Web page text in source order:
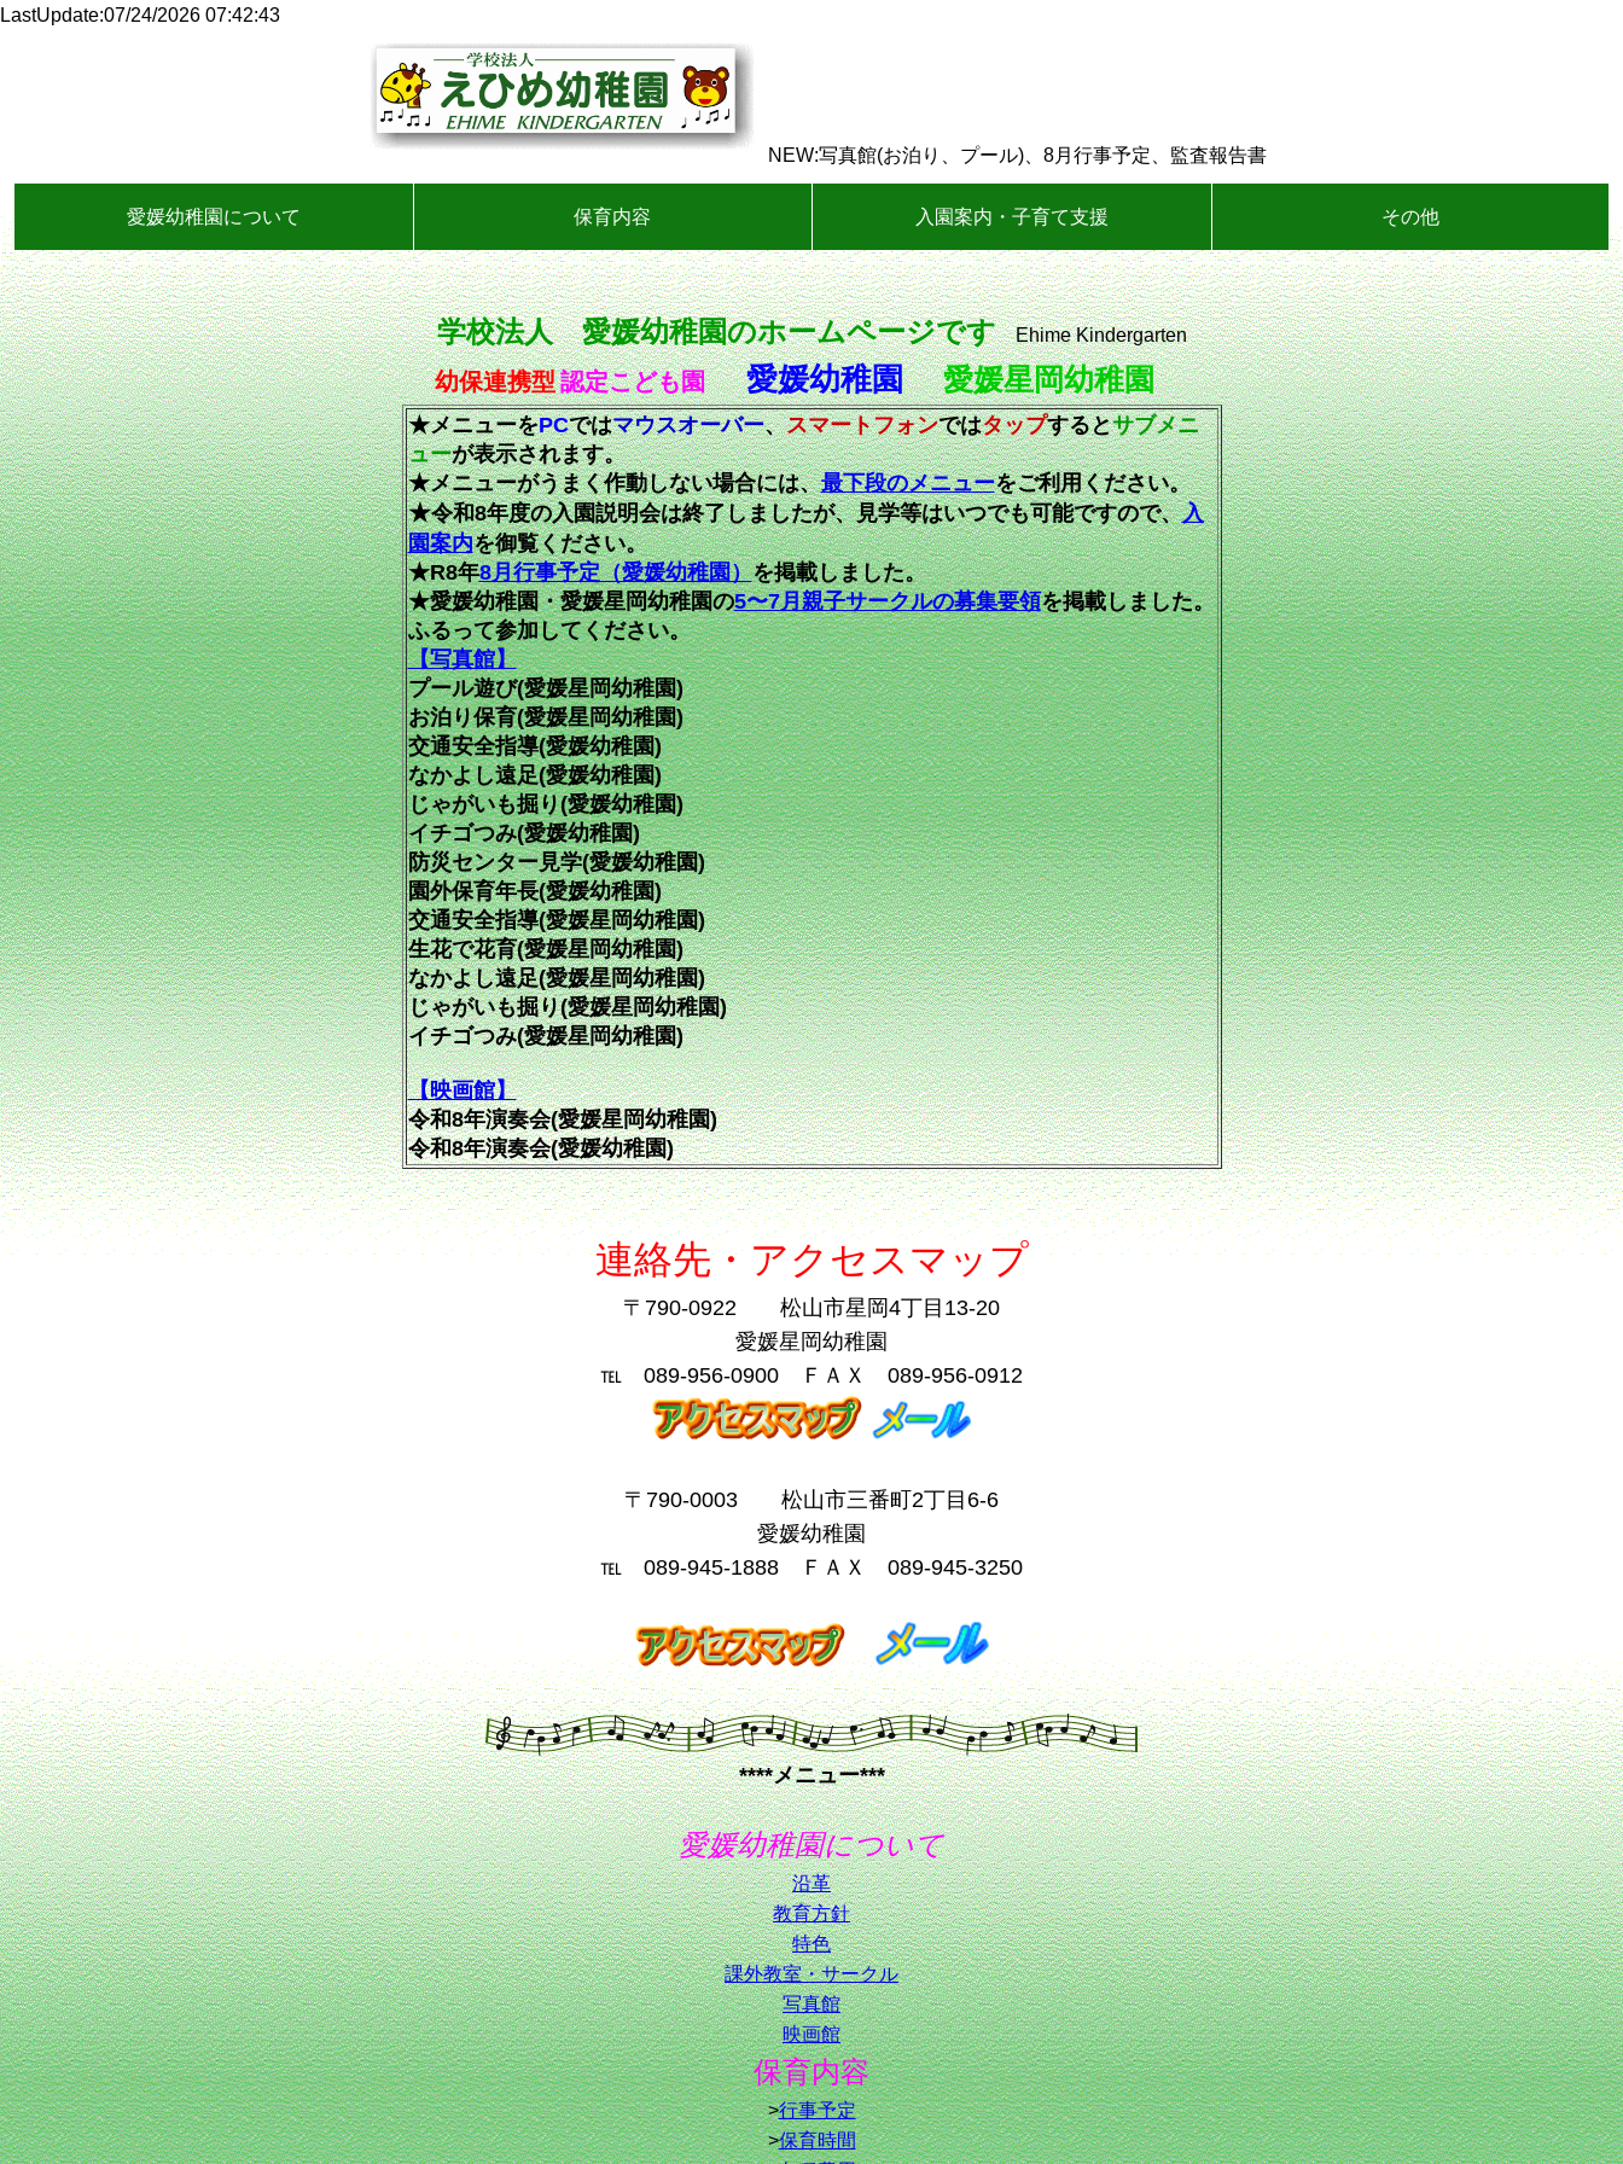
LastUpdate:07/24/2026 07:42:43
NEW:写真館(お泊り、プール)、8月行事予定、監査報告書
愛媛幼稚園について 保育内容 入園案内・子育て支援 その他
学校法人 愛媛幼稚園のホームページですEhime Kindergarten
幼保連携型認定こども園 愛媛幼稚園 愛媛星岡幼稚園
★メニューをPCではマウスオーバー、スマートフォンではタップするとサブメニ
ューが表示されます。
★メニューがうまく作動しない場合には、最下段のメニューをご利用ください。
★令和8年度の入園説明会は終了しましたが、見学等はいつでも可能ですので、入
園案内を御覧ください。
★R8年8月行事予定（愛媛幼稚園）を掲載しました。
★愛媛幼稚園・愛媛星岡幼稚園の5〜7月親子サークルの募集要領を掲載しました。
ふるって参加してください。
【写真館】
プール遊び(愛媛星岡幼稚園)
お泊り保育(愛媛星岡幼稚園)
交通安全指導(愛媛幼稚園)
なかよし遠足(愛媛幼稚園)
じゃがいも掘り(愛媛幼稚園)
イチゴつみ(愛媛幼稚園)
防災センター見学(愛媛幼稚園)
園外保育年長(愛媛幼稚園)
交通安全指導(愛媛星岡幼稚園)
生花で花育(愛媛星岡幼稚園)
なかよし遠足(愛媛星岡幼稚園)
じゃがいも掘り(愛媛星岡幼稚園)
イチゴつみ(愛媛星岡幼稚園)
【映画館】
令和8年演奏会(愛媛星岡幼稚園)
令和8年演奏会(愛媛幼稚園)
連絡先・アクセスマップ
〒790-0922 松山市星岡4丁目13-20
愛媛星岡幼稚園
℡ 089-956-0900 ＦＡＸ 089-956-0912
〒790-0003 松山市三番町2丁目6-6
愛媛幼稚園
℡ 089-945-1888 ＦＡＸ 089-945-3250
****メニュー***
愛媛幼稚園について
沿革
教育方針
特色
課外教室・サークル
写真館
映画館
保育内容
>行事予定
>保育時間